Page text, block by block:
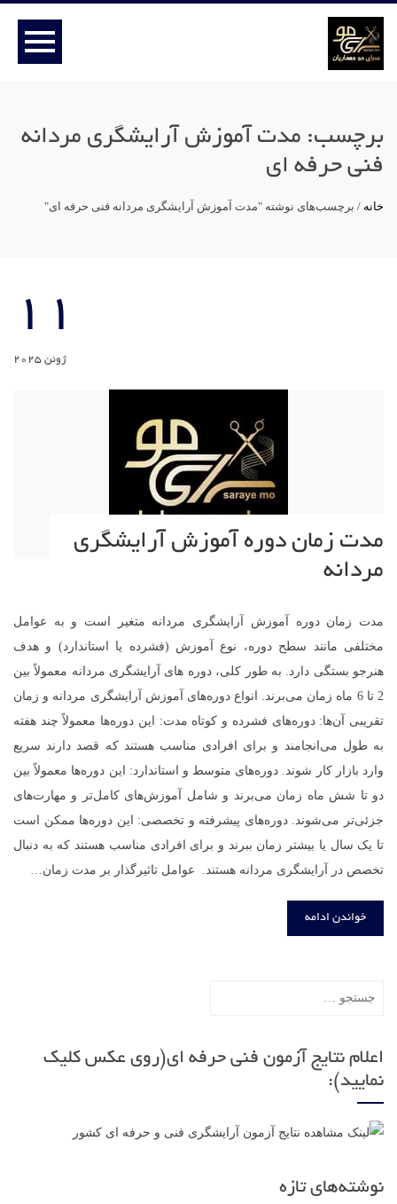
برچسب: مدت آموزش آرایشگری مردانه
فنی حرفه ای
خانه / برچسب‌های نوشته "مدت آموزش آرایشگری مردانه فنی حرفه ای"
11
ژوئن 2025
مدت زمان دوره آموزش آرایشگری
مردانه
مدت زمان دوره آموزش آرایشگری مردانه متغیر است و به عوامل
مختلفی مانند سطح دوره، نوع آموزش (فشرده یا استاندارد) و هدف
هنرجو بستگی دارد. به طور کلی، دوره های آرایشگری مردانه معمولاً بین
2 تا 6 ماه زمان می‌برند. انواع دوره‌های آموزش آرایشگری مردانه و زمان
تقریبی آن‌ها: دوره‌های فشرده و کوتاه مدت: این دوره‌ها معمولاً چند هفته
به طول می‌انجامند و برای افرادی مناسب هستند که قصد دارند سریع
وارد بازار کار شوند. دوره‌های متوسط و استاندارد: این دوره‌ها معمولاً بین
دو تا شش ماه زمان می‌برند و شامل آموزش‌های کامل‌تر و مهارت‌های
جزئی‌تر می‌شوند. دوره‌های پیشرفته و تخصصی: این دوره‌ها ممکن است
تا یک سال یا بیشتر زمان ببرند و برای افرادی مناسب هستند که به دنبال
تخصص در آرایشگری مردانه هستند. عوامل تاثیرگذار بر مدت زمان…
خواندن ادامه
اعلام نتایج آزمون فنی حرفه ای(روی عکس کلیک
نمایید):
نوشته‌های تازه